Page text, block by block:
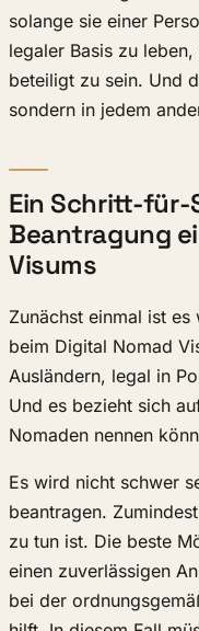
solange sie einer
legaler Basis zu
beteiligt zu sein. Und
sondern in jedem
Ein Schritt-für-
Beantragung
Visums
Zunächst einmal ist
beim Digital Nomad
Ausländern, legal in
Und es bezieht sich
Nomaden nennen
Es wird nicht schwer
beantragen.
zu tun ist. Die beste
einen zuverlässigen
bei der